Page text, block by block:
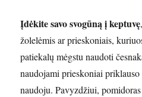
Įdėkite savo svogūną į keptuvę
žolelėmis ar prieskoniais,
patiekalų mėgstu naudoti
naudojami prieskoniai
naudoju. Pavyzdžiui,